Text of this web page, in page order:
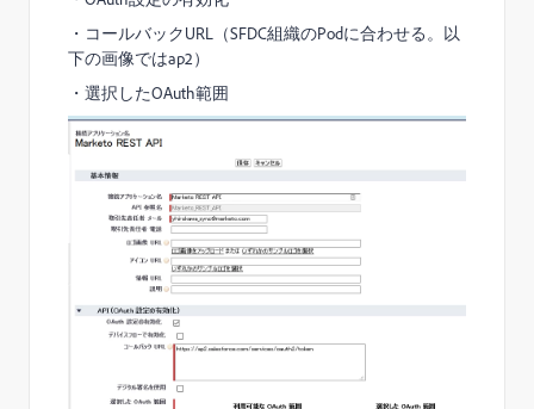
・コールバックURL（SFDC組織のPodに合わせる。以
下の画像ではap2）
・選択したOAuth範囲